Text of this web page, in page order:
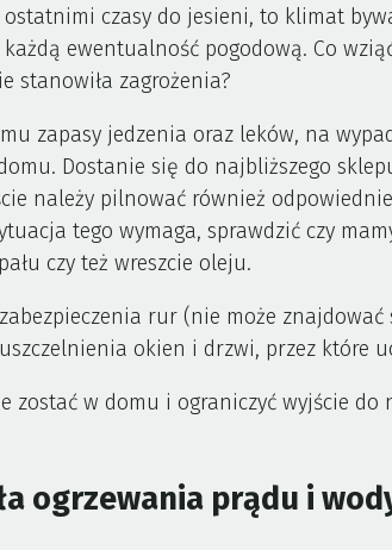
czasy do jesieni, to klimat
ewentualność pogodową. Co
stanowiła zagrożenia?
zapasy jedzenia oraz leków, na
Dostanie się do najbliższego
należy pilnować również
tego wymaga, sprawdzić czy
czy też wreszcie oleju.
rur (nie może
okien i drzwi, przez które
zostać w domu i ograniczyć wyjście do
ogrzewania prądu i